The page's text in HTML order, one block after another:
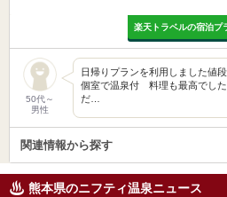
楽天トラベルの宿泊プ
50代～
男性
日帰りプランを利用しました値
個室で温泉付 料理も最高でし
だ…
関連情報から探す
熊本県のニフティ温泉ニュース